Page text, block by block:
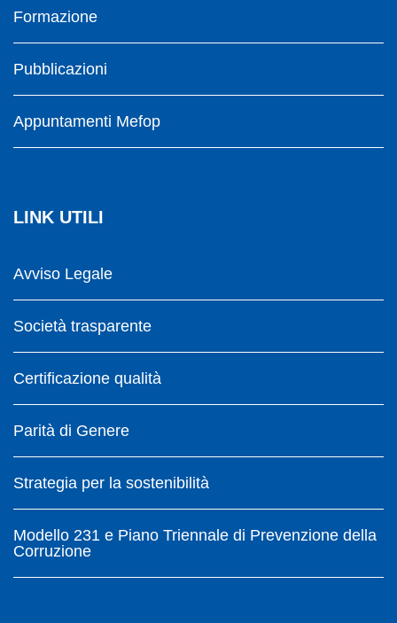
Formazione
Pubblicazioni
Appuntamenti Mefop
LINK UTILI
Avviso Legale
Società trasparente
Certificazione qualità
Parità di Genere
Strategia per la sostenibilità
Modello 231 e Piano Triennale di Prevenzione della
Corruzione